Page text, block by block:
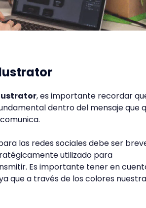
, es importante recordar
dentro del mensaje que
las redes sociales debe ser
utilizado para
Es importante tener en
que a través de los colores nuestra